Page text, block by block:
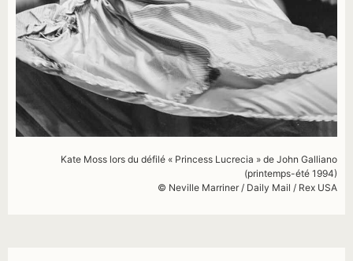
Kate Moss lors du défilé « Princess Lucrecia » de John Galliano
(printemps-été 1994)
© Neville Marriner/ Daily Mail / Rex USA